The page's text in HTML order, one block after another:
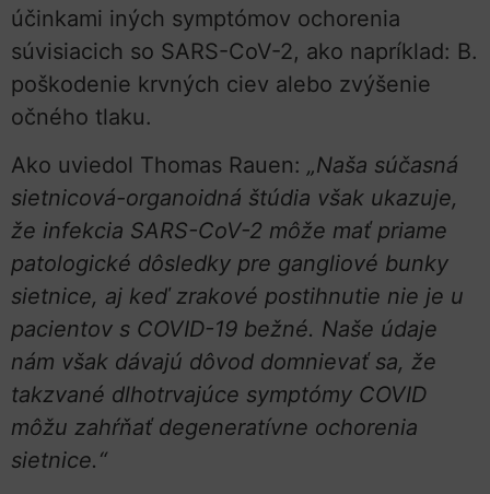
účinkami iných symptómov ochorenia
súvisiacich so SARS-CoV-2, ako napríklad: B.
poškodenie krvných ciev alebo zvýšenie
očného tlaku.
Ako uviedol Thomas Rauen: „Naša súčasná
sietnicová-organoidná štúdia však ukazuje,
že infekcia SARS-CoV-2 môže mať priame
patologické dôsledky pre gangliové bunky
sietnice, aj keď zrakové postihnutie nie je u
pacientov s COVID-19 bežné. Naše údaje
nám však dávajú dôvod domnievať sa, že
takzvané dlhotrvajúce symptómy COVID
môžu zahŕňať degeneratívne ochorenia
sietnice.“